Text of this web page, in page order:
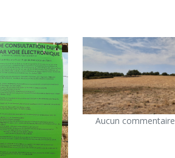
Aucun commentaire